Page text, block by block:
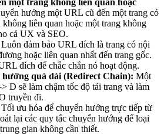
một trang không liên quan hoặc
hướng một URL cũ đến một trang có
liên quan hoặc một trang không
cả UX và SEO.
Luôn đảm bảo URL đích là trang có nội
hoặc liên quan nhất đến trang gốc.
đích để chắc chắn nó hoạt động.
hướng quá dài (Redirect Chain): Một
D sẽ làm chậm tốc độ tải trang và làm
truyền đi.
Tối ưu hóa để chuyển hướng trực tiếp từ
lại các quy tắc chuyển hướng để loại
gian không cần thiết.